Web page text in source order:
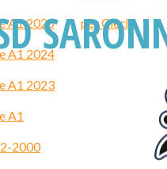
A1 2025
A1 2024
A1 2023
A1
2000
per Ciechi